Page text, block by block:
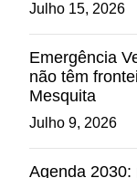
Julho 15, 2026
Emergência
não têm
Mesquita
Julho 9, 2026
Agenda 2030: